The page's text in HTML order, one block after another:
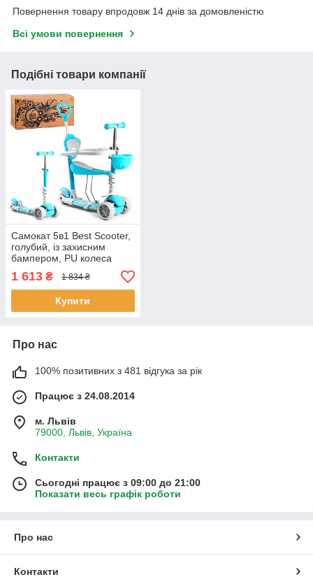
Повернення товару впродовж 14 днів за домовленістю
Всі умови повернення
Подібні товари компанії
Самокат 5в1 Best Scooter,
голубий, із захисним
бампером, PU колеса
120х50мм зі світлом, в
кор. (B-3047)
1 613 ₴ 1 834 ₴
Купити
Про нас
100% позитивних з 481 відгука за рік
Працює з 24.08.2014
м. Львів
79000, Львів, Україна
Контакти
Сьогодні працює з 09:00 до 21:00
Показати весь графік роботи
Про нас
Контакти